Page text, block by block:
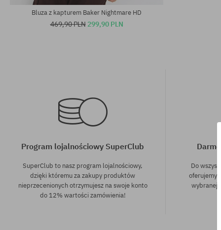
Bluza z kapturem Baker Nightmare HD
469,90 PLN 299,90 PLN
Program lojalnościowy SuperClub
SuperClub to nasz program lojalnościowy,
dzięki któremu za zakupy produktów
nieprzecenionych otrzymujesz na swoje konto
do 12% wartości zamówienia!
Do
oferujemy
wybranej